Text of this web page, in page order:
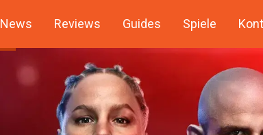
News Reviews Guides Spiele